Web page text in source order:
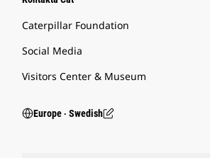
Caterpillar Foundation
Social Media
Visitors Center & Museum
Europe ‧ Swedish